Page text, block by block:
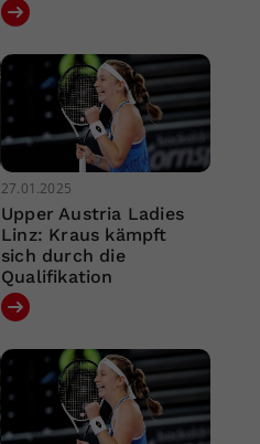
27.01.2025
Upper Austria Ladies
Linz: Kraus kämpft
sich durch die
Qualifikation